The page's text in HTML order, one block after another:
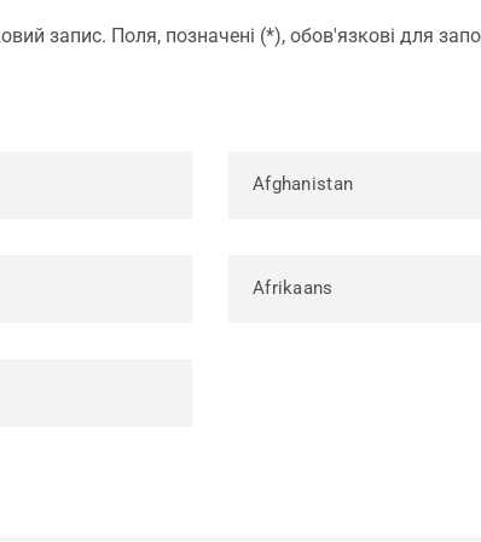
запис. Поля, позначені (*), обов'язкові для
Afghanistan
Afrikaans